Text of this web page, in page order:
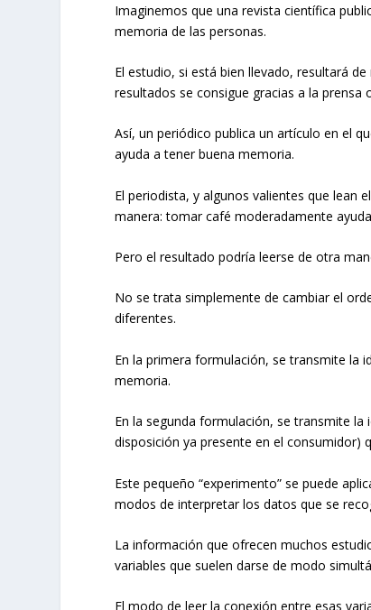
Imaginemos que una revista científica
memoria de las personas.
El estudio, si está bien llevado, resultará
resultados se consigue gracias a la prensa
Así, un periódico publica un artículo en el
ayuda a tener buena memoria.
El periodista, y algunos valientes que lean
manera: tomar café moderadamente
Pero el resultado podría leerse de otra
No se trata simplemente de cambiar el
diferentes.
En la primera formulación, se transmite la
memoria.
En la segunda formulación, se transmite
disposición ya presente en el consumidor)
Este pequeño “experimento” se puede
modos de interpretar los datos que se
La información que ofrecen muchos
variables que suelen darse de modo
El modo de leer la conexión entre esas